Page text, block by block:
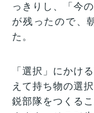
っきりし、「今
が残ったので、
た。
「選択」にかけ
えて持ち物の選
鋭部隊をつくる